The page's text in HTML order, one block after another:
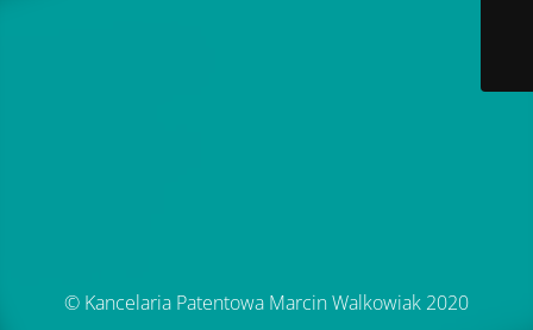
© Kancelaria Patentowa Marcin Walkowiak 2020